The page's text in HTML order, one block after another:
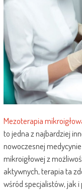
Mezoterapia
to jedna z najbardziej
nowoczesnej
mikroigłowej z
aktywnych, terapia ta
wśród specjalistów, jak